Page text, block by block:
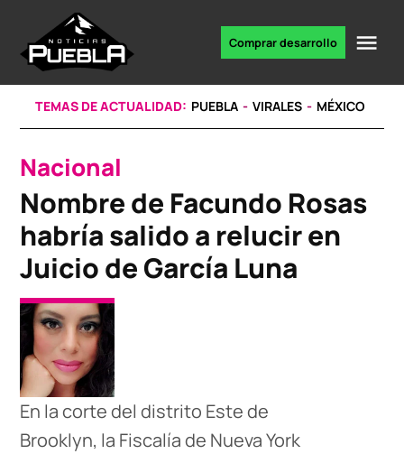
content
noticias
Comprar desarrollo
TEMAS DE ACTUALIDAD: PUEBLA VIRALES MÉXICO
POSTED
IN
Nacional
Nombre de Facundo Rosas
habría salido a relucir en
Juicio de García Luna
En la corte del distrito Este de
Brooklyn, la Fiscalía de Nueva York